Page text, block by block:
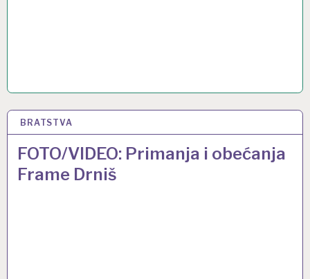
BRATSTVA
FOTO/VIDEO: Primanja i obećanja
Frame Drniš
17 STU 2017